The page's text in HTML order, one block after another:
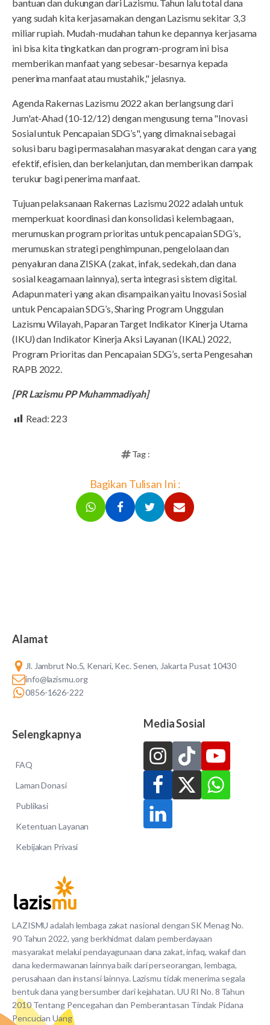
bantuan dan dukungan dari Lazismu. Tahun lalu total dana
yang sudah kita kerjasamakan dengan Lazismu sekitar 3,3
miliar rupiah. Mudah-mudahan tahun ke depannya kerjasama
ini bisa kita tingkatkan dan program-program ini bisa
memberikan manfaat yang sebesar-besarnya kepada
penerima manfaat atau mustahik," jelasnya.
Agenda Rakernas Lazismu 2022 akan berlangsung dari
Jum'at-Ahad (10-12/12) dengan mengusung tema "Inovasi
Sosial untuk Pencapaian SDG’s", yang dimaknai sebagai
solusi baru bagi permasalahan masyarakat dengan cara yang
efektif, efisien, dan berkelanjutan, dan memberikan dampak
terukur bagi penerima manfaat.
Tujuan pelaksanaan Rakernas Lazismu 2022 adalah untuk
memperkuat koordinasi dan konsolidasi kelembagaan,
merumuskan program prioritas untuk pencapaian SDG’s,
merumuskan strategi penghimpunan, pengelolaan dan
penyaluran dana ZISKA (zakat, infak, sedekah, dan dana
sosial keagamaan lainnya), serta integrasi sistem digital.
Adapun materi yang akan disampaikan yaitu Inovasi Sosial
untuk Pencapaian SDG’s, Sharing Program Unggulan
Lazismu Wilayah, Paparan Target Indikator Kinerja Utama
(IKU) dan Indikator Kinerja Aksi Layanan (IKAL) 2022,
Program Prioritas dan Pencapaian SDG’s, serta Pengesahan
RAPB 2022.
[PR Lazismu PP Muhammadiyah]
Read: 223
Tag :
Bagikan Tulisan Ini :
LAZISMU adalah lembaga zakat nasional dengan SK Menag No.
90 Tahun 2022, yang berkhidmat dalam pemberdayaan
masyarakat melalui pendayagunaan dana zakat, infaq, wakaf dan
dana kedermawanan lainnya baik dari perseorangan, lembaga,
perusahaan dan instansi lainnya. Lazismu tidak menerima segala
bentuk dana yang bersumber dari kejahatan. UU RI No. 8 Tahun
2010 Tentang Pencegahan dan Pemberantasan Tindak Pidana
Pencucian Uang
Alamat
Jl. Jambrut No.5, Kenari, Kec. Senen, Jakarta Pusat 10430
info@lazismu.org
0856-1626-222
Selengkapnya
FAQ
Laman Donasi
Publikasi
Ketentuan Layanan
Kebijakan Privasi
Media Sosial